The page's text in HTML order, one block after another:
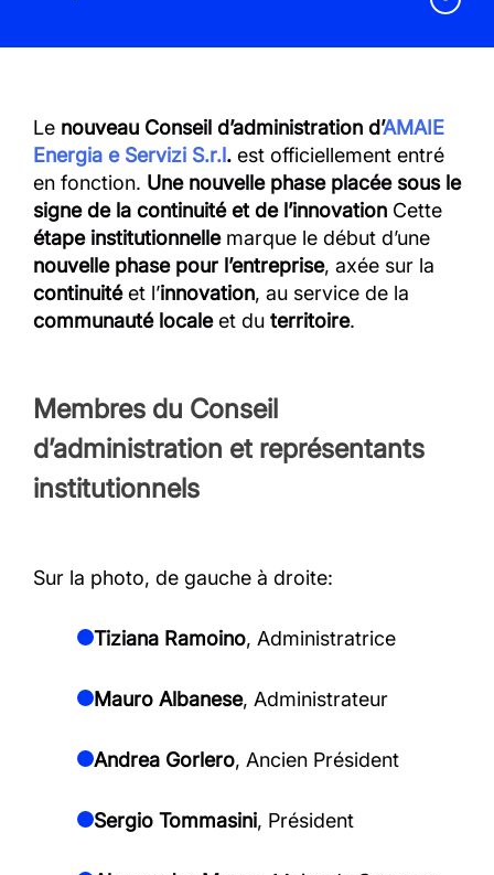
Le nouveau Conseil d’administration d’AMAIE
Energia e Servizi S.r.l. est officiellement entré
en fonction. Une nouvelle phase placée sous le
signe de la continuité et de l’innovation Cette
étape institutionnellemarque le début d’une
nouvelle phase pour l’entreprise, axée sur la
continuitéet l’innovation, au service de la
communauté localeet du territoire.
Membres du Conseil
d’administration et représentants
institutionnels
Sur la photo, de gauche à droite:
Tiziana Ramoino, Administratrice
Mauro Albanese, Administrateur
Andrea Gorlero, Ancien Président
Sergio Tommasini, Président